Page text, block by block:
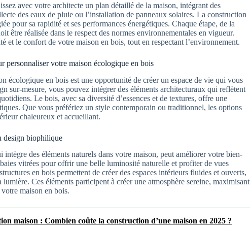
avec votre architecte un plan détaillé de la maison, intégrant des
des eaux de pluie ou l’installation de panneaux solaires. La construction
pour sa rapidité et ses performances énergétiques. Chaque étape, de la
être réalisée dans le respect des normes environnementales en vigueur.
et le confort de votre maison en bois, tout en respectant l’environnement.
personnaliser votre maison écologique en bois
écologique en bois est une opportunité de créer un espace de vie qui vous
sur-mesure, vous pouvez intégrer des éléments architecturaux qui reflètent
Le bois, avec sa diversité d’essences et de textures, offre une
Que vous préfériez un style contemporain ou traditionnel, les options
chaleureux et accueillant.
design biophilique
des éléments naturels dans votre maison, peut améliorer votre bien-
vitrées pour offrir une belle luminosité naturelle et profiter de vues
en bois permettent de créer des espaces intérieurs fluides et ouverts,
Ces éléments participent à créer une atmosphère sereine, maximisant
maison en bois.
maison : Combien coûte la construction d’une maison en 2025 ?